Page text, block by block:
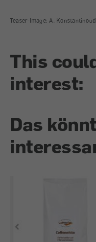
Teaser-Image: A.
This
interest:
Das